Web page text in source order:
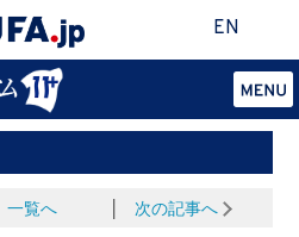
EN
一覧へ 次の記事へ